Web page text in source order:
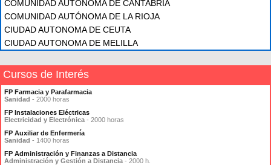
COMUNIDAD AUTÓNOMA DE CANTABRIA
COMUNIDAD AUTÓNOMA DE LA RIOJA
CIUDAD AUTONOMA DE CEUTA
CIUDAD AUTONOMA DE MELILLA
Cursos de Interés
FP Farmacia y Parafarmacia
Sanidad - 2000 horas
FP Instalaciones Eléctricas
Electricidad y Electrónica - 2000 horas
FP Auxiliar de Enfermería
Sanidad - 1400 horas
FP Administración y Finanzas a Distancia
Administración y Gestión a Distancia - 2000 h.